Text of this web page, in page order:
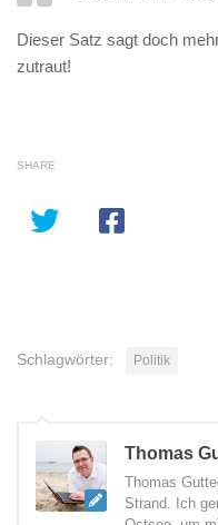
Dieser Satz sagt doch
zutraut!
SHARE
Schlagwörter: Politik
Thomas
Thomas
Strand. Ich